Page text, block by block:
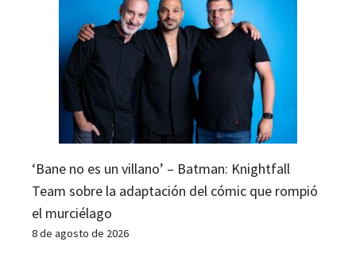
‘Bane no es un villano’ – Batman: Knightfall
Team sobre la adaptación del cómic que rompió
el murciélago
8 de agosto de 2026